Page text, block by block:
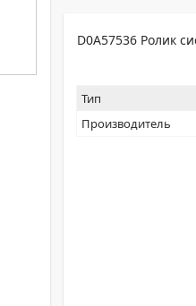
D0A57536 Ролик
Тип
Производитель